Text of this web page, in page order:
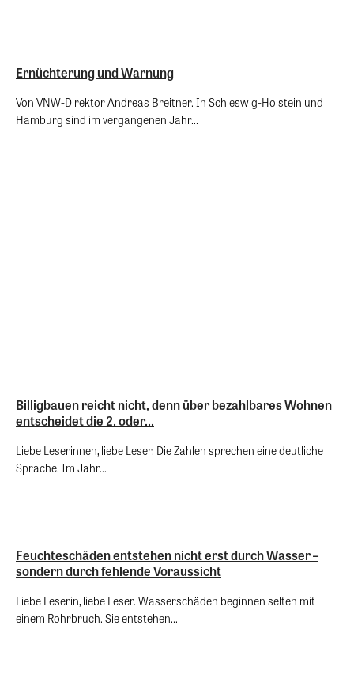
Ernüchterung und Warnung
Von VNW-Direktor Andreas Breitner. In Schleswig-Holstein und
Hamburg sind im vergangenen Jahr...
Billigbauen reicht nicht, denn über bezahlbares Wohnen
entscheidet die 2. oder...
Liebe Leserinnen, liebe Leser. Die Zahlen sprechen eine deutliche
Sprache. Im Jahr...
Feuchteschäden entstehen nicht erst durch Wasser –
sondern durch fehlende Voraussicht
Liebe Leserin, liebe Leser. Wasserschäden beginnen selten mit
einem Rohrbruch. Sie entstehen...